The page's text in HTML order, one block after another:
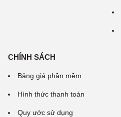
CHÍNH SÁCH
Bảng giá phần mềm
Hình thức thanh toán
Quy ước sử dụng